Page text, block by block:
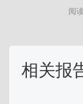
阅
相关报